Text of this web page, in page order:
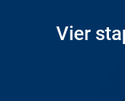
Vier